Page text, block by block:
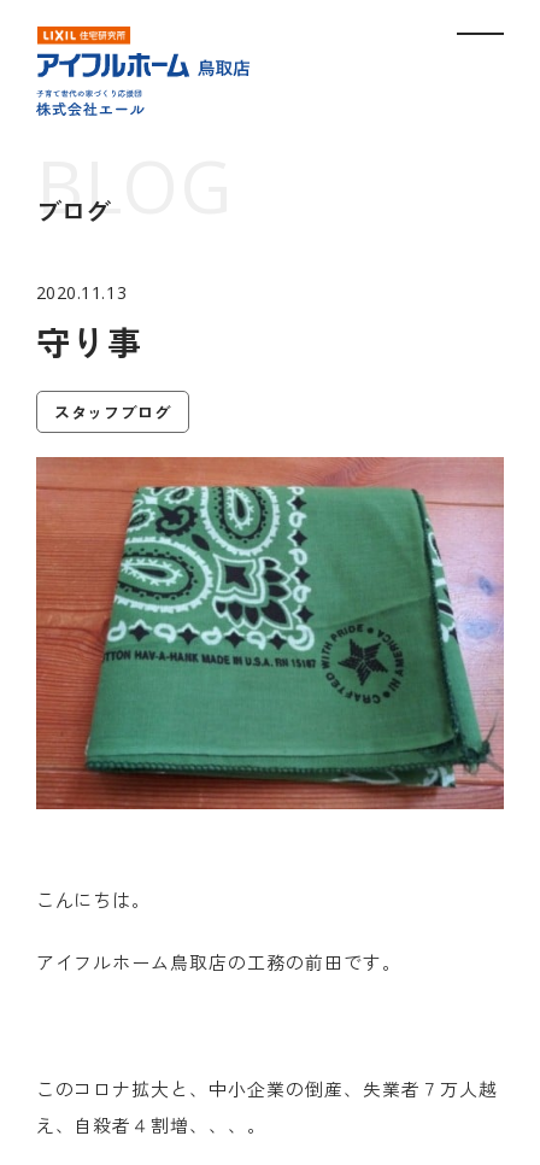
ブログ
2020.11.13
守り事
スタッフブログ
こんにちは。
アイフルホーム鳥取店の工務の前田です。
このコロナ拡大と、中小企業の倒産、失業者７万人越
え、自殺者４割増、、、。